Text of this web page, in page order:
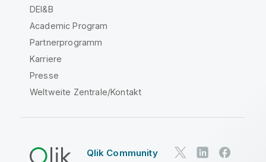
DEI&B
Academic Program
Partnerprogramm
Karriere
Presse
Weltweite Zentrale/Kontakt
Qlik Community